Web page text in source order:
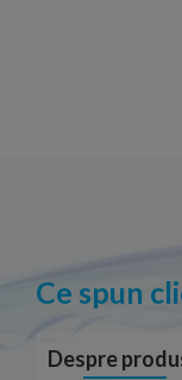
Ce spun
Despre